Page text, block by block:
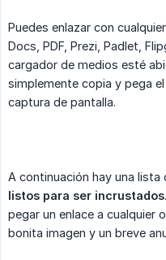
Puedes enlazar con cualquier
Docs, PDF, Prezi, Padlet,
cargador de medios esté
simplemente copia y pega
captura de pantalla.
A continuación hay una
listos para ser incrustados
pegar un enlace a cualquier
bonita imagen y un breve